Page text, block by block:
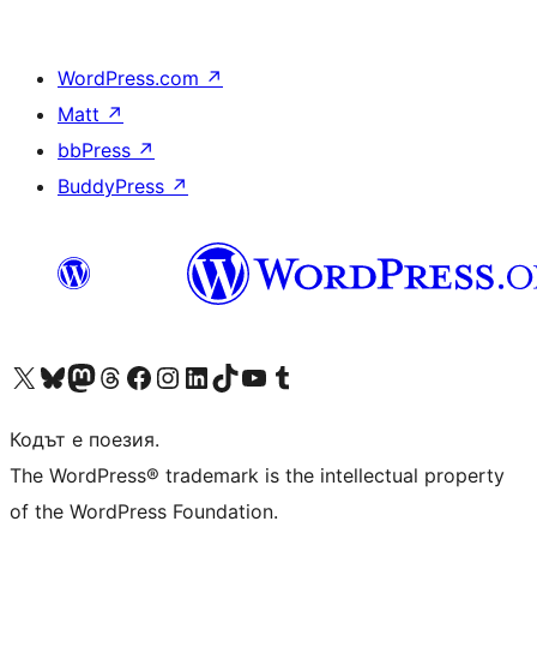
WordPress.com ↗
Matt ↗
bbPress ↗
BuddyPress ↗
Visit our X (formerly Twitter) account
Visit our Bluesky account
Visit our Mastodon account
Visit our Threads account
Посетете нашата страница във Facebook
Посетете нашия профил в Instagram
Посетете нашия профил в LinkedIn
Visit our TikTok account
Visit our YouTube channel
Visit our Tumblr account
Кодът е поезия.
The WordPress® trademark is the intellectual property
of the WordPress Foundation.